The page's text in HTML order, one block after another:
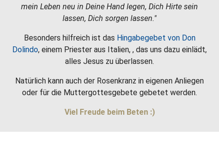
mein Leben neu in Deine Hand legen, Dich Hirte sein
lassen, Dich sorgen lassen."
Besonders hilfreich ist das Hingabegebet von Don
Dolindo, einem Priester aus Italien, , das uns dazu einlädt,
alles Jesus zu überlassen.
Natürlich kann auch der Rosenkranz in eigenen Anliegen
oder für die Muttergottesgebete gebetet werden.
Viel Freude beim Beten :)